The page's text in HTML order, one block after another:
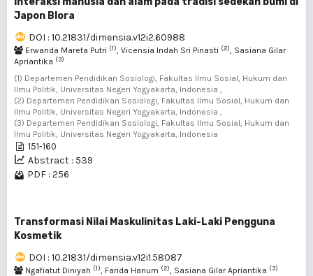
Japon Blora
DOI : 10.21831/dimensia.v12i2.60988
Erwanda Mareta Putri (1), Vicensia Indah Sri Pinasti (2), Sasiana Gilar
Apriantika (3)
(1) Departemen Pendidikan Sosiologi, Fakultas Ilmu Sosial, Hukum dan
Ilmu Politik, Universitas Negeri Yogyakarta, Indonesia ,
(2) Departemen Pendidikan Sosiologi, Fakultas Ilmu Sosial, Hukum dan
Ilmu Politik, Universitas Negeri Yogyakarta, Indonesia ,
(3) Departemen Pendidikan Sosiologi, Fakultas Ilmu Sosial, Hukum dan
Ilmu Politik, Universitas Negeri Yogyakarta, Indonesia
151-160
Abstract : 539
PDF : 256
Transformasi Nilai Maskulinitas Laki-Laki Pengguna
Kosmetik
DOI : 10.21831/dimensia.v12i1.58087
Ngafiatut Diniyah (1), Farida Hanum (2), Sasiana Gilar Apriantika (3)